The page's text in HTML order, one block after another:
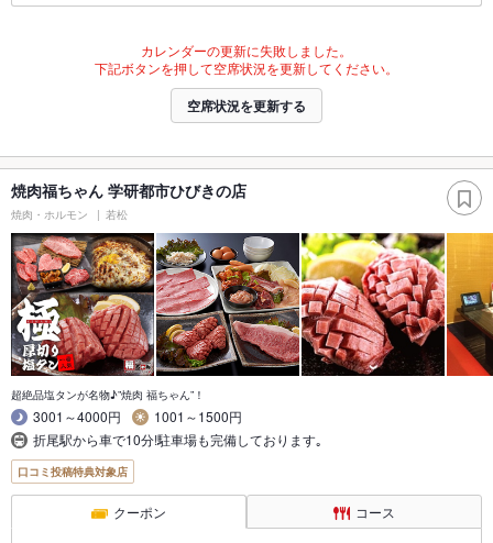
カレンダーの更新に失敗しました。
下記ボタンを押して空席状況を更新してください。
空席状況を更新する
焼肉福ちゃん 学研都市ひびきの店
焼肉・ホルモン 若松
超絶品塩タンが名物♪”焼肉 福ちゃん”！
3001～4000円
1001～1500円
折尾駅から車で10分!駐車場も完備しております｡
口コミ投稿特典対象店
クーポン コース